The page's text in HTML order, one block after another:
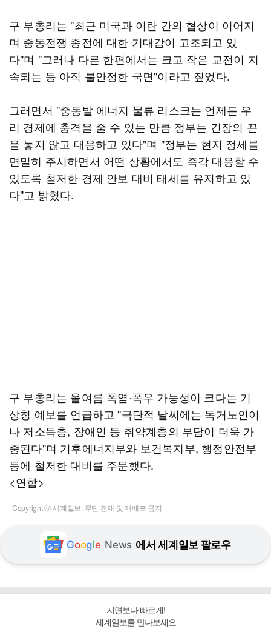
구 부총리는 "최근 미국과 이란 간의 협상이 이어지
며 중동전쟁 종전에 대한 기대감이 고조되고 있
다"며 "그러나 다른 한편에서는 크고 작은 교전이 지
속되는 등 아직 불안정한 국면"이라고 짚었다.
그러면서 "중동발 에너지 물류 리스크는 언제든 우
리 경제에 충격을 줄 수 있는 만큼 정부는 긴장의 끈
을 놓지 않고 대응하고 있다"며 "정부는 현지 정세를
면밀히 주시하면서 어떤 상황에서도 즉각 대응할 수
있도록 철저한 경제 안보 대비 태세를 유지하고 있
다"고 밝혔다.
구 부총리는 올여름 폭염·폭우 가능성이 크다는 기
상청 예보를 언급하고 "극단적 날씨에는 독거노인이
나 저소득층, 장애인 등 취약계층의 부담이 더욱 가
중된다"며 기후에너지부와 보건복지부, 행정안전부
등에 철저한 대비를 주문했다.
<연합>
Copyright ⓒ 세계일보. 무단 전재 및 재배포 금지
Google News 에서 세계일보 팔로우
지면보다 빠르게!
세계일보를 만나보세요